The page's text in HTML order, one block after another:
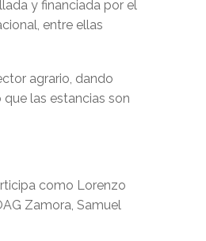
y financiada por el
entre ellas
agrario, dando
las estancias son
como Lorenzo
Zamora, Samuel